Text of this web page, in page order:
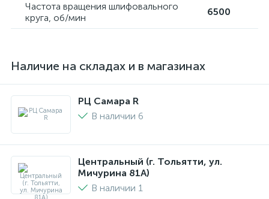
Частота вращения шлифовального
круга, об/мин
6500
Наличие на складах и в магазинах
РЦ Самара R
В наличии 6
Центральный (г. Тольятти, ул.
Мичурина 81А)
В наличии 1